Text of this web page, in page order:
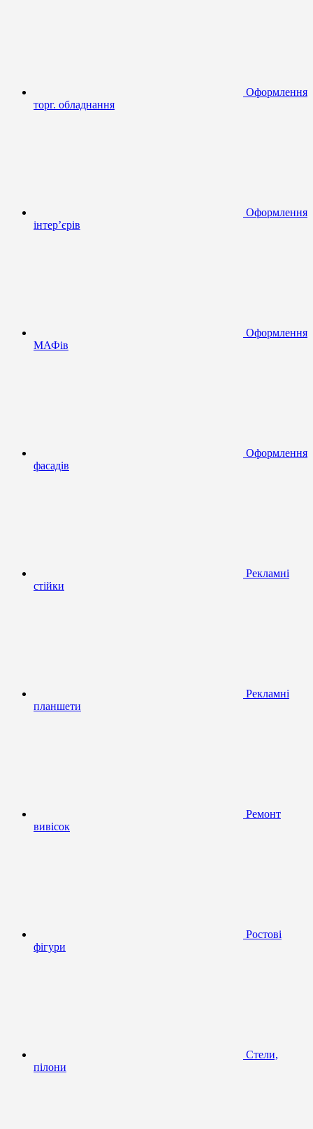
Оформлення
торг. обладнання
Оформлення
інтер’єрів
Оформлення
МАФів
Оформлення
фасадів
Рекламні
стійки
Рекламні
планшети
Ремонт
вивісок
Ростові
фігури
Стели,
пілони